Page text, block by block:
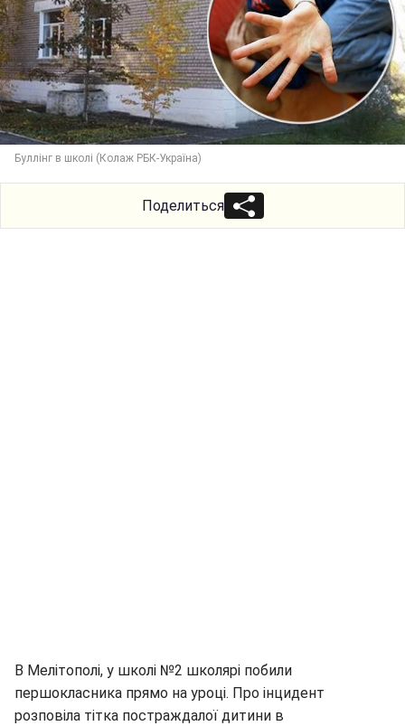
Буллінг в школі (Колаж РБК-Україна)
Поделиться
В Мелітополі, у школі №2 школярі побили
першокласника прямо на уроці. Про інцидент
розповіла тітка постраждалої дитини в